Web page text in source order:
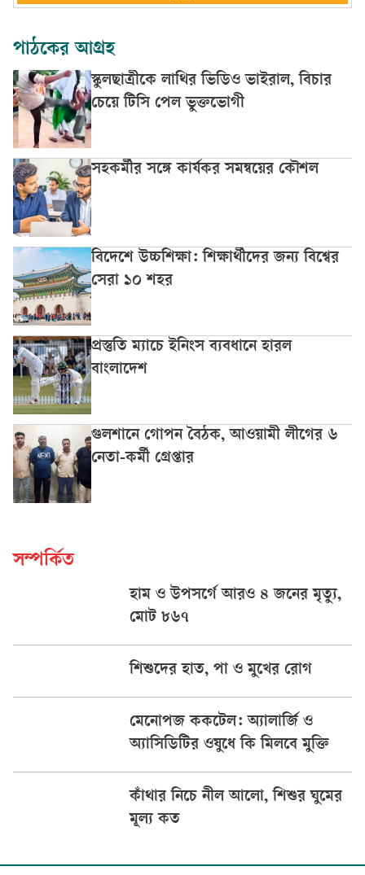
পাঠকের আগ্রহ
স্কুলছাত্রীকে লাথির ভিডিও ভাইরাল, বিচার
চেয়ে টিসি পেল ভুক্তভোগী
সহকর্মীর সঙ্গে কার্যকর সমন্বয়ের কৌশল
বিদেশে উচ্চশিক্ষা: শিক্ষার্থীদের জন্য বিশ্বের
সেরা ১০ শহর
প্রস্তুতি ম্যাচে ইনিংস ব্যবধানে হারল
বাংলাদেশ
গুলশানে গোপন বৈঠক, আওয়ামী লীগের ৬
নেতা-কর্মী গ্রেপ্তার
সম্পর্কিত
হাম ও উপসর্গে আরও ৪ জনের মৃত্যু,
মোট ৮৬৭
শিশুদের হাত, পা ও মুখের রোগ
মেনোপজ ককটেল: অ্যালার্জি ও
অ্যাসিডিটির ওষুধে কি মিলবে মুক্তি
কাঁথার নিচে নীল আলো, শিশুর ঘুমের
মূল্য কত